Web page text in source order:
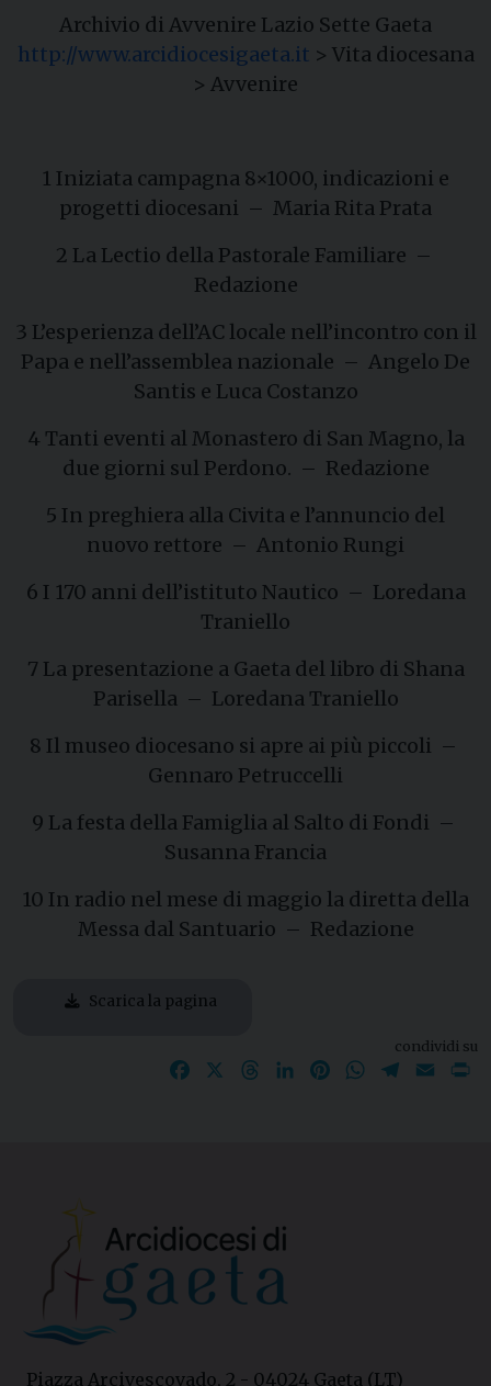
Archivio di Avvenire Lazio Sette Gaeta
http://www.arcidiocesigaeta.it > Vita diocesana
> Avvenire
1 Iniziata campagna 8×1000, indicazioni e
progetti diocesani – Maria Rita Prata
2 La Lectio della Pastorale Familiare –
Redazione
3 L’esperienza dell’AC locale nell’incontro con il
Papa e nell’assemblea nazionale – Angelo De
Santis e Luca Costanzo
4 Tanti eventi al Monastero di San Magno, la
due giorni sul Perdono. – Redazione
5 In preghiera alla Civita e l’annuncio del
nuovo rettore – Antonio Rungi
6 I 170 anni dell’istituto Nautico – Loredana
Traniello
7 La presentazione a Gaeta del libro di Shana
Parisella – Loredana Traniello
8 Il museo diocesano si apre ai più piccoli –
Gennaro Petruccelli
9 La festa della Famiglia al Salto di Fondi –
Susanna Francia
10 In radio nel mese di maggio la diretta della
Messa dal Santuario – Redazione
Scarica la pagina
condividi su
Facebook ThreadsLinkedInPinterestWhatsApp
Telegram
Email
Piazza Arcivescovado, 2 - 04024 Gaeta (LT)